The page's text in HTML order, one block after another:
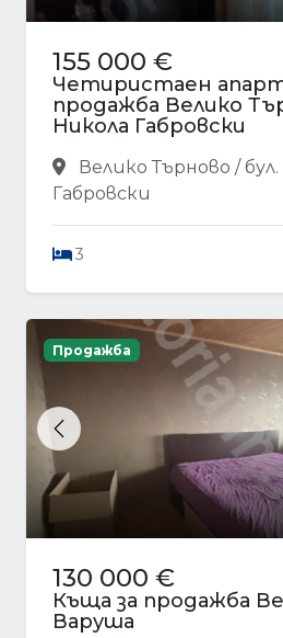
155 000 €
Четиристаен
продажба Велико
Никола Габровски
Велико Търново /
Габровски
3
Previous
Продажба
130 000 €
Къща за продажба
Варуша